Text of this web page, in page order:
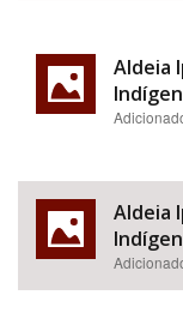
Aldeia
Aldeia